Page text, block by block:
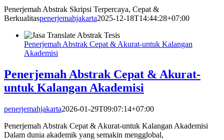
Penerjemah Abstrak Skripsi Terpercaya, Cepat &
Berkualitaspenerjemahjakarta2025-12-18T14:44:28+07:00
Penerjemah Abstrak Cepat & Akurat-untuk Kalangan
Akademisi
Penerjemah Abstrak Cepat & Akurat-
untuk Kalangan Akademisi
penerjemahjakarta2026-01-29T09:07:14+07:00
Penerjemah Abstrak Cepat & Akurat-untuk Kalangan Akademisi
Dalam dunia akademik yang semakin mengglobal,